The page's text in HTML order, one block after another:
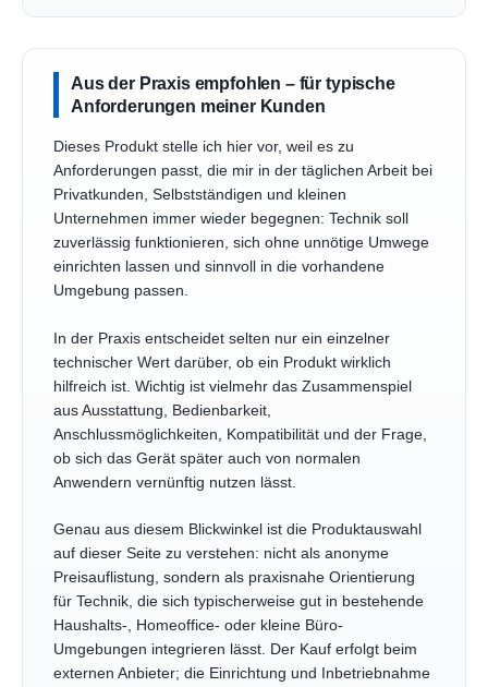
Aus der Praxis empfohlen – für typische
Anforderungen meiner Kunden
Dieses Produkt stelle ich hier vor, weil es zu
Anforderungen passt, die mir in der täglichen Arbeit bei
Privatkunden, Selbstständigen und kleinen
Unternehmen immer wieder begegnen: Technik soll
zuverlässig funktionieren, sich ohne unnötige Umwege
einrichten lassen und sinnvoll in die vorhandene
Umgebung passen.
In der Praxis entscheidet selten nur ein einzelner
technischer Wert darüber, ob ein Produkt wirklich
hilfreich ist. Wichtig ist vielmehr das Zusammenspiel
aus Ausstattung, Bedienbarkeit,
Anschlussmöglichkeiten, Kompatibilität und der Frage,
ob sich das Gerät später auch von normalen
Anwendern vernünftig nutzen lässt.
Genau aus diesem Blickwinkel ist die Produktauswahl
auf dieser Seite zu verstehen: nicht als anonyme
Preisauflistung, sondern als praxisnahe Orientierung
für Technik, die sich typischerweise gut in bestehende
Haushalts-, Homeoffice- oder kleine Büro-
Umgebungen integrieren lässt. Der Kauf erfolgt beim
externen Anbieter; die Einrichtung und Inbetriebnahme